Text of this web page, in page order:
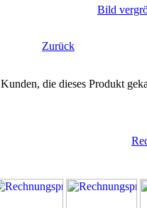
Bild
Zurück
Kunden, die dieses Produkt